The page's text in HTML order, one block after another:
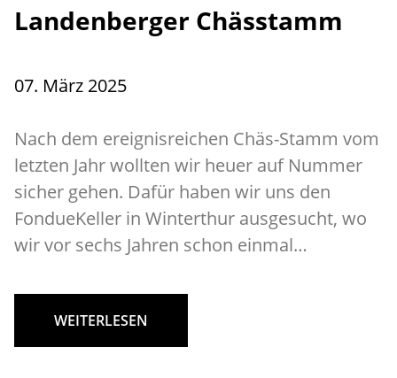
Landenberger Chässtamm
07. März 2025
Nach dem ereignisreichen Chäs-Stamm vom
letzten Jahr wollten wir heuer auf Nummer
sicher gehen. Dafür haben wir uns den
FondueKeller in Winterthur ausgesucht, wo
wir vor sechs Jahren schon einmal…
WEITERLESEN